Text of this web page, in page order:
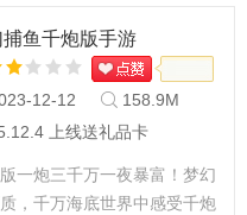
鱼千炮版手游
12-12
158.9M
上线送礼品卡
一炮三千万一夜暴富！梦幻
，千万海底世界中感受千炮